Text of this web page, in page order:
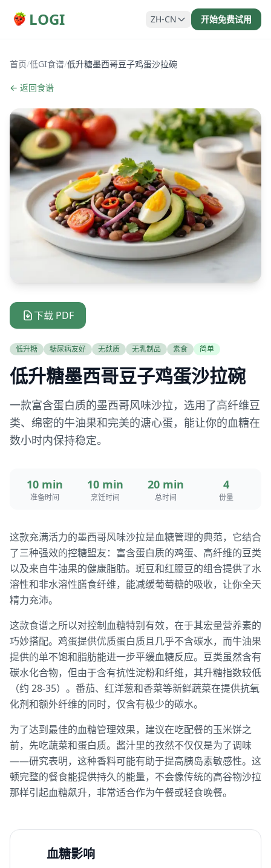
LOGI ZH-CN 开始免费试用
首页/低GI食谱/低升糖墨西哥豆子鸡蛋沙拉碗
← 返回食谱
下载 PDF
低升糖 糖尿病友好 无麸质 无乳制品 素食 简单
低升糖墨西哥豆子鸡蛋沙拉碗
一款富含蛋白质的墨西哥风味沙拉，选用了高纤维豆
类、绵密的牛油果和完美的溏心蛋，能让你的血糖在
数小时内保持稳定。
10 min
准备时间
10 min
烹饪时间
20 min
总时间
4
份量
这款充满活力的墨西哥风味沙拉是血糖管理的典范，它结合
了三种强效的控糖盟友：富含蛋白质的鸡蛋、高纤维的豆类
以及来自牛油果的健康脂肪。斑豆和红腰豆的组合提供了水
溶性和非水溶性膳食纤维，能减缓葡萄糖的吸收，让你全天
精力充沛。
这款食谱之所以对控制血糖特别有效，在于其宏量营养素的
巧妙搭配。鸡蛋提供优质蛋白质且几乎不含碳水，而牛油果
提供的单不饱和脂肪能进一步平缓血糖反应。豆类虽然含有
碳水化合物，但由于含有抗性淀粉和纤维，其升糖指数较低
（约 28-35）。番茄、红洋葱和香菜等新鲜蔬菜在提供抗氧
化剂和额外纤维的同时，仅含有极少的碳水。
为了达到最佳的血糖管理效果，建议在吃配餐的玉米饼之
前，先吃蔬菜和蛋白质。酱汁里的孜然不仅仅是为了调味
——研究表明，这种香料可能有助于提高胰岛素敏感性。这
顿完整的餐食能提供持久的能量，不会像传统的高谷物沙拉
那样引起血糖飙升，非常适合作为午餐或轻食晚餐。
血糖影响